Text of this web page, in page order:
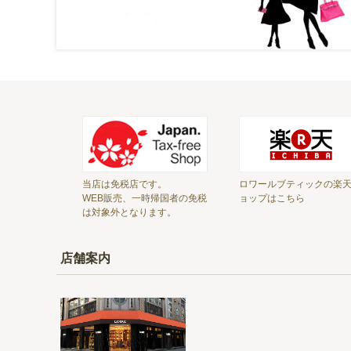
当店は免税店です。
WEB販売、一時帰国者の免税
は対象外となります。
ロワールブティックの楽
ョップはこちら
店舗案内